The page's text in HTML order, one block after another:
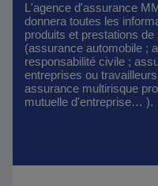
L'agence d'assurance
donnera toutes les
produits et prestations
(assurance automobile ;
responsabilité civile ;
entreprises ou
assurance multirisque
mutuelle d'entreprise… ).